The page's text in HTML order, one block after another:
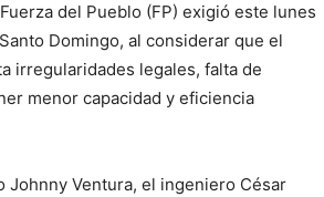
del Pueblo (FP) exigió este lunes
Domingo, al considerar que el
irregularidades legales, falta de
menor capacidad y eficiencia
Johnny Ventura, el ingeniero César